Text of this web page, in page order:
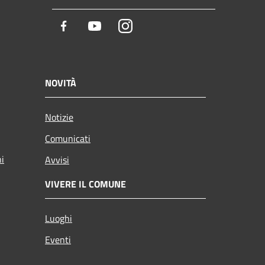
Facebook YoutubeInstagram
NOVITÀ
Notizie
Comunicati
Avvisi
VIVERE IL COMUNE
Luoghi
Eventi